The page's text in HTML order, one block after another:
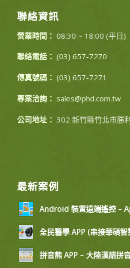
聯絡資訊
營業時間： 08:30 ~ 18:00 (平日)
聯絡電話： (03) 657-7270
傳真號碼： (03) 657-7271
專案洽詢： sales@phd.com.tw
公司地址： 302 新竹縣竹北市勝
最新案例
Android 裝置遠端遙控 –
全民醫學 APP (串接華碩智
拼音熊 APP – 大陸漢語拼